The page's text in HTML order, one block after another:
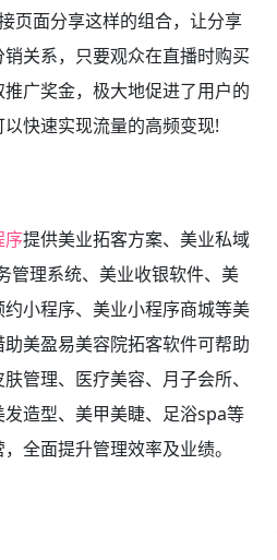
页面分享这样的组合，让分享
关系，只要观众在直播时购买
广奖金，极大地促进了用户的
快速实现流量的高频变现!
序提供美业拓客方案、美业私域
管理系统、美业收银软件、美
小程序、美业小程序商城等美
美盈易美容院拓客软件可帮助
管理、医疗美容、月子会所、
造型、美甲美睫、足浴spa等
全面提升管理效率及业绩。